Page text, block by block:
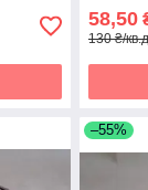
58,50
130 ₴/
–55%